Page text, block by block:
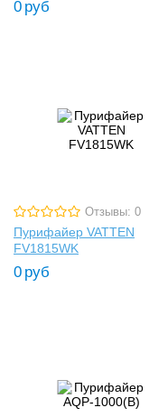
0 руб
Отзывы: 0
Пурифайер VATTEN
FV1815WK
0 руб